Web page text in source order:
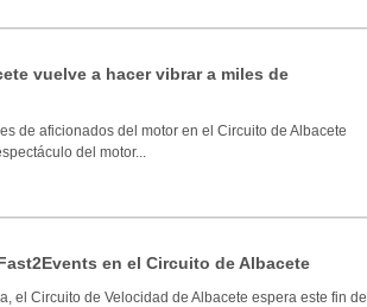
vuelve a hacer vibrar a miles de
de aficionados del motor en el Circuito de Albacete
del motor...
en el Circuito de Albacete
el Circuito de Velocidad de Albacete espera este fin de